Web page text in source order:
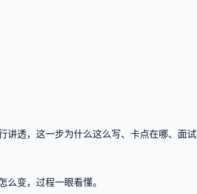
透，这一步为什么这么写、卡点在哪、面试
么变，过程一眼看懂。